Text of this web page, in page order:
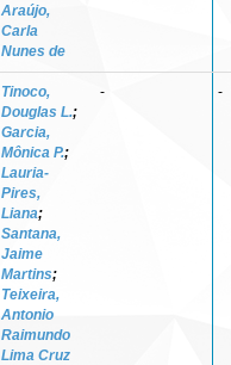
Araújo,
Carla
Nunes de
Tinoco,
Douglas L.;
Garcia,
Mônica P.;
Lauria-
Pires,
Liana;
Santana,
Jaime
Martins;
Teixeira,
Antonio
Raimundo
Lima Cruz
- -